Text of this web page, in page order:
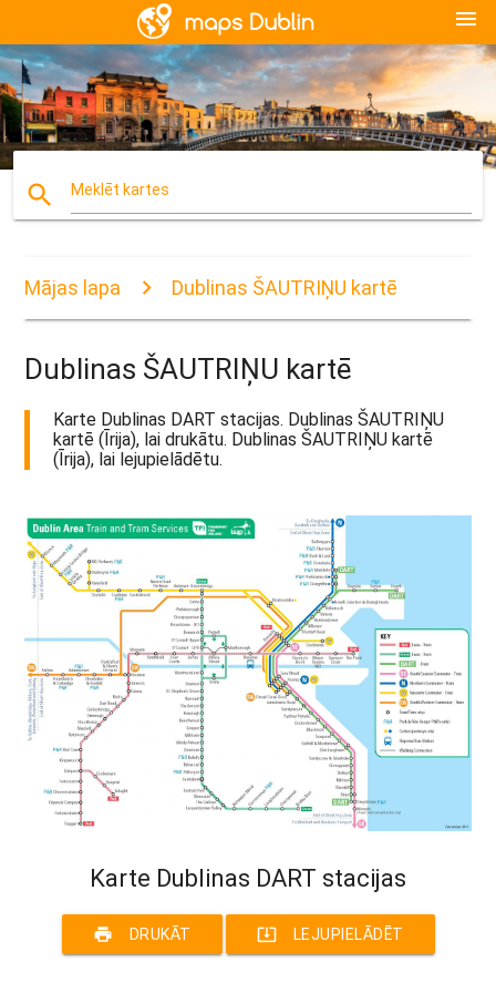
menu
search Meklēt kartes
Mājas lapa Dublinas ŠAUTRIŅU kartē
Dublinas ŠAUTRIŅU kartē
Karte Dublinas DART stacijas. Dublinas ŠAUTRIŅU
kartē (Īrija), lai drukātu. Dublinas ŠAUTRIŅU kartē
(Īrija), lai lejupielādētu.
Karte Dublinas DART stacijas
print DRUKĀT system_update_alt LEJUPIELĀDĒT